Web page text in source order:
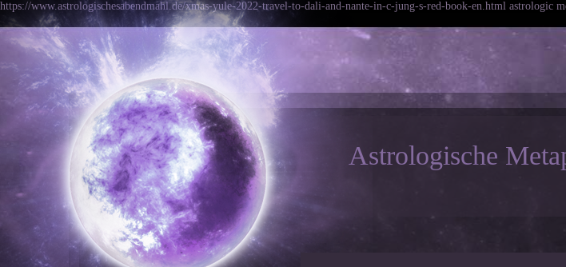
https://www.astrologischesabendmahl.de/xmas-yule-2022-travel-to-dali-and-nante-in-c-jung-s-red-book-en.html astrologic
Astrologische